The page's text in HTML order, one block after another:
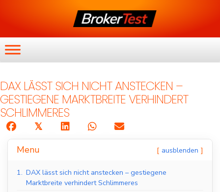
DAX LÄSST SICH NICHT ANSTECKEN –
GESTIEGENE MARKTBREITE VERHINDERT
SCHLIMMERES
𝕏
Menu ausblenden
1. DAX lässt sich nicht anstecken – gestiegene
Marktbreite verhindert Schlimmeres